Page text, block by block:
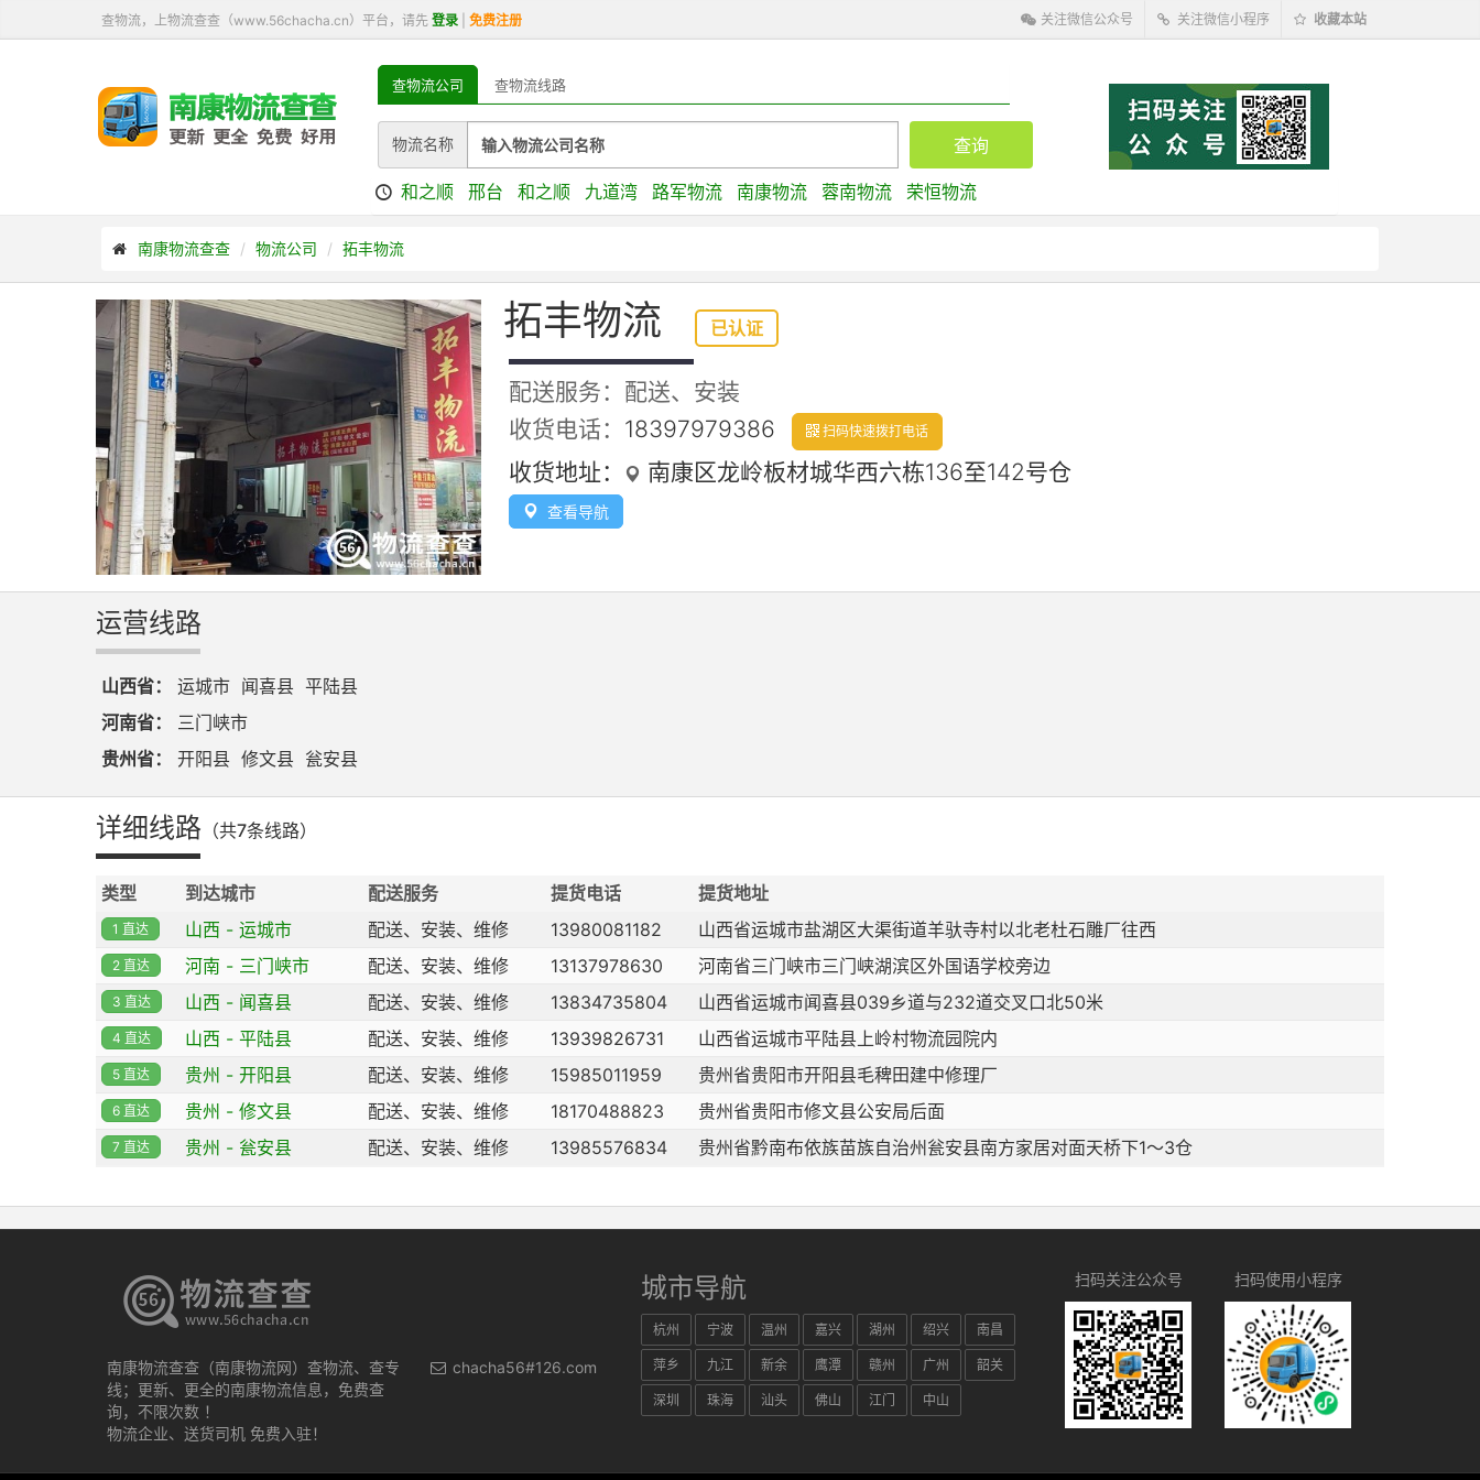
查物流，上物流查查（www.56chacha.cn）平台，请先 登录 免费注册 关注微信公众号 关注微信小程序 收藏本站
查物流公司 查物流线路
物流名称
和之顺 邢台 和之顺 九道湾 路军物流 南康物流 蓉南物流 荣恒物流
南康物流查查 物流公司 拓丰物流
拓丰物流 已认证
配送服务：配送、安装
收货电话： 18397979386 扫码快速拨打电话
收货地址： 南康区龙岭板材城华西六栋136至142号仓
查看导航
运营线路
山西省： 运城市 闻喜县 平陆县
河南省：
三门峡市
贵州省：
开阳县 修文县 瓮安县
详细线路 （共7条线路）
类型 到达城市 配送服务 提货电话 提货地址
1 直达 山西 - 运城市 配送、安装、维修 13980081182 山西省运城市盐湖区大渠街道羊驮寺村以北老杜石雕厂往西
2 直达 河南 - 三门峡市 配送、安装、维修 13137978630 河南省三门峡市三门峡湖滨区外国语学校旁边
3 直达 山西 - 闻喜县 配送、安装、维修 13834735804 山西省运城市闻喜县039乡道与232道交叉口北50米
4 直达 山西 - 平陆县 配送、安装、维修 13939826731 山西省运城市平陆县上岭村物流园院内
5 直达 贵州 - 开阳县 配送、安装、维修 15985011959 贵州省贵阳市开阳县毛稗田建中修理厂
6 直达 贵州 - 修文县 配送、安装、维修 18170488823 贵州省贵阳市修文县公安局后面
7 直达 贵州 - 瓮安县 配送、安装、维修 13985576834 贵州省黔南布依族苗族自治州瓮安县南方家居对面天桥下1～3仓
南康物流查查（南康物流网）查物流、查专
线；更新、更全的南康物流信息，免费查
询，不限次数 ！
物流企业、送货司机 免费入驻！
chacha56#126.com
城市导航
杭州 宁波 温州 嘉兴 湖州 绍兴 南昌
萍乡 九江 新余 鹰潭 赣州 广州 韶关
深圳 珠海 汕头 佛山 江门 中山
扫码关注公众号 扫码使用小程序